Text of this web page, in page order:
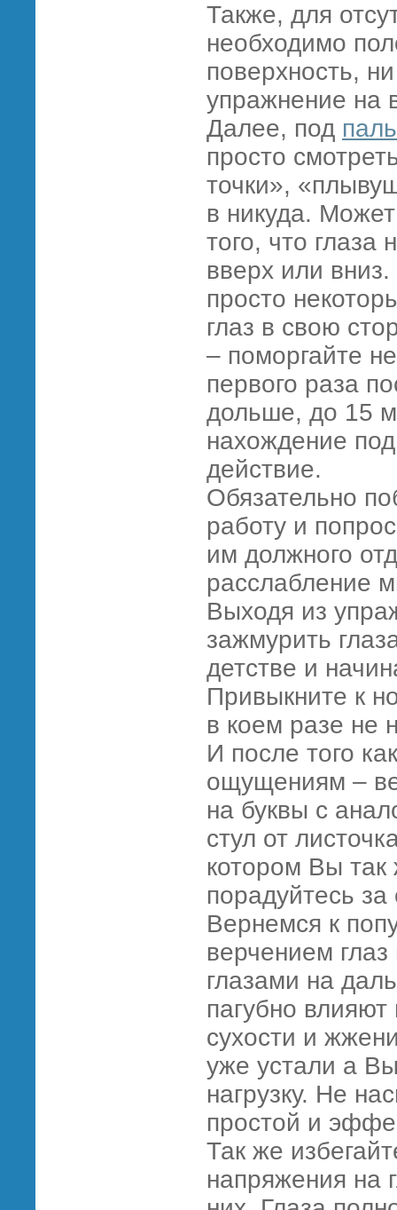
Также, для
необходимо
поверхность,
упражнение на
Далее, под
просто
точки»,
в никуда.
того, что глаза
вверх или
просто
глаз в свою
– поморгайте
первого раза
дольше, до 15
нахождение
действие.
Обязательно
работу и
им должного
расслабление
Выходя из
зажмурить
детстве и
Привыкните к
в коем разе не
И после того
ощущениям –
на буквы с
стул от
котором Вы так
порадуйтесь за
Вернемся к
верчением
глазами на
пагубно влияют
сухости и
уже устали а
нагрузку. Не
простой и
Так же
напряжения на